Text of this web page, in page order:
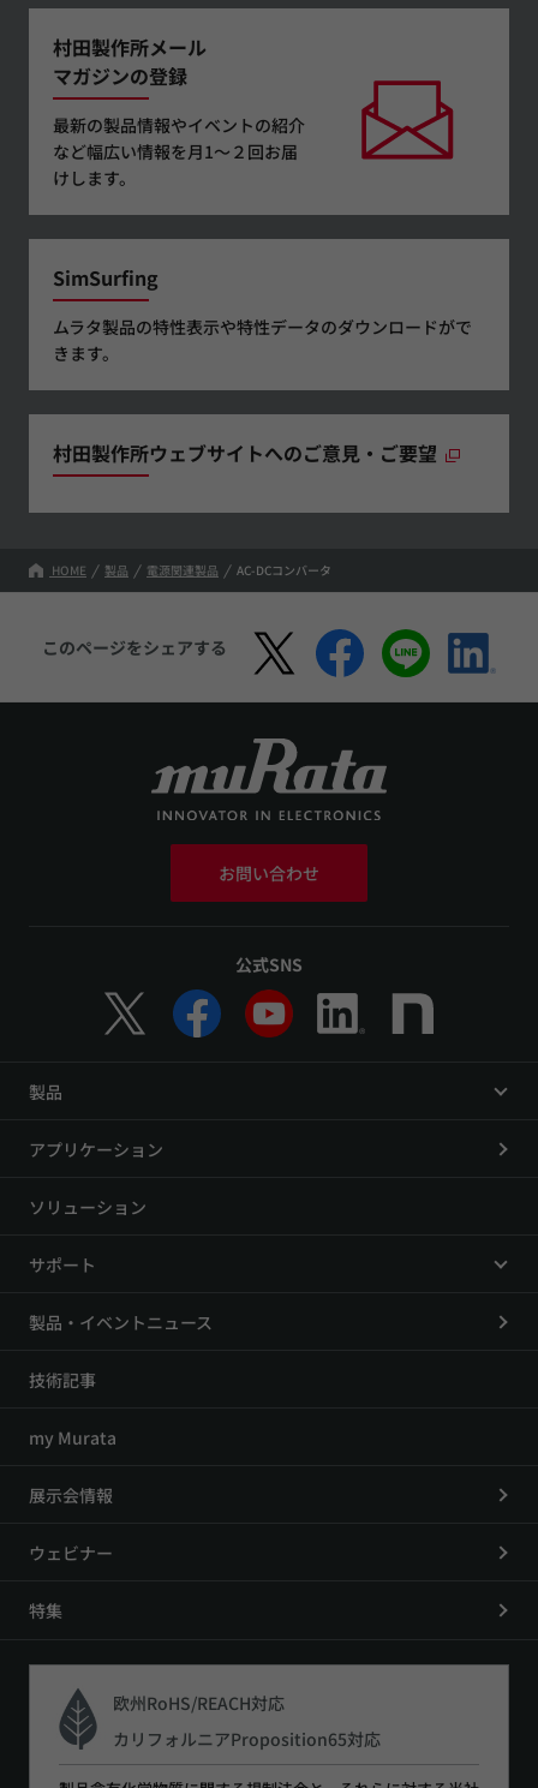
村田製作所メール
マガジンの登録
最新の製品情報やイベントの紹介
など幅広い情報を月1～２回お届
けします。
SimSurfing
ムラタ製品の特性表示や特性データのダウンロードがで
きます。
村田製作所ウェブサイトへのご意見・ご要望
HOME 製品 電源関連製品 AC-DCコンバータ
このページをシェアする
お問い合わせ
公式SNS
製品
アプリケーション
ソリューション
サポート
製品・イベントニュース
技術記事
my Murata
展示会情報
ウェビナー
特集
欧州RoHS/REACH対応
カリフォルニアProposition65対応